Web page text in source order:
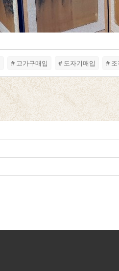
# 고가구매입 # 도자기매입 # 조